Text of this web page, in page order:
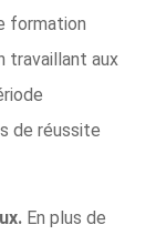
formation
travaillant aux
de réussite
En plus de